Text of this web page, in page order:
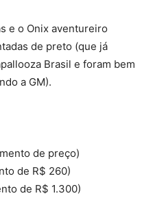
e o Onix aventureiro
de preto (que já
Brasil e foram bem
a GM).
de preço)
de R$ 260)
de R$ 1.300)